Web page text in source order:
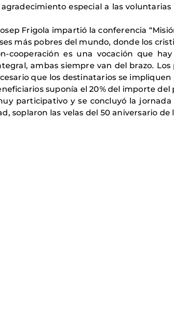
especial a las
Frigola impartió la conferencia
más pobres del mundo, donde los
cooperación es una vocación que
ambas siempre van del brazo.
que los destinatarios se
suponía el 20% del importe
participativo y se concluyó la
soplaron las velas del 50 aniversario